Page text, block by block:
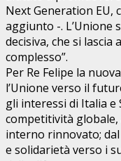
Next Generation EU,
aggiunto -. L’Unione
decisiva, che si
complesso”.
Per Re Felipe la
l’Unione verso il
gli interessi di Italia e
competitività globale,
interno rinnovato;
e solidarietà verso i